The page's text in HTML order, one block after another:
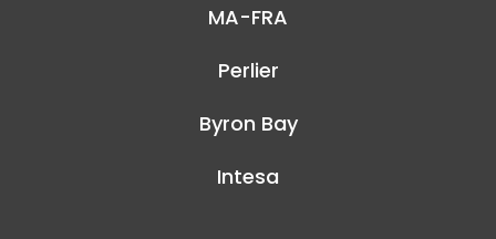
MA-FRA
Perlier
Byron Bay
Intesa